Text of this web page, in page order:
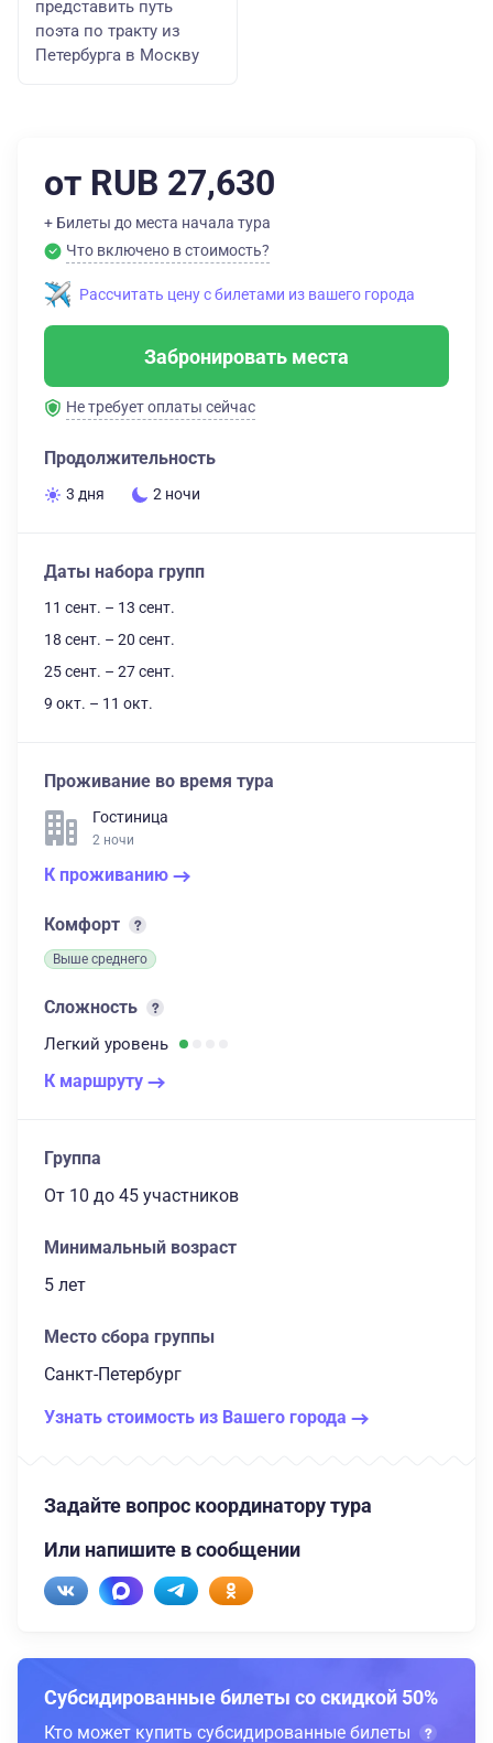
представить путь
поэта по тракту из
Петербурга в Москву
от RUB 27,630
+ Билеты до места начала тура
Что включено в стоимость?
Рассчитать цену с билетами из вашего города
Забронировать места
Не требует оплаты сейчас
Продолжительность
3 дня 2 ночи
Даты набора групп
11 сент. – 13 сент.
18 сент. – 20 сент.
25 сент. – 27 сент.
9 окт. – 11 окт.
Проживание во время тура
Гостиница
2 ночи
К проживанию
Комфорт
Выше среднего
Сложность
Легкий уровень
К маршруту
Группа
От 10 до 45 участников
Минимальный возраст
5 лет
Место сбора группы
Санкт-Петербург
Узнать стоимость из Вашего города
Задайте вопрос координатору тура
Или напишите в сообщении
Субсидированные билеты со скидкой 50%
Кто может купить субсидированные билеты